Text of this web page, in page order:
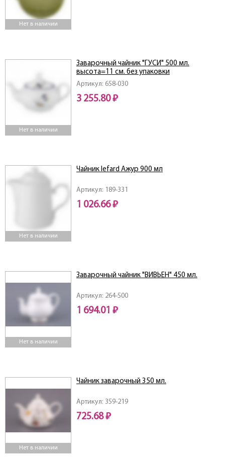
Нет в наличии
Нет в наличии
Артикул: 658-030
Заварочный чайник "ГУСИ" 500 мл.
высота=11 см. без упаковки
3 255.80 ₽
Нет в наличии
Артикул: 189-331
Чайник lefard Ажур 900 мл
1 026.66 ₽
Нет в наличии
Артикул: 264-500
Заварочный чайник "ВИВЬЕН" 450 мл.
1 694.01 ₽
Нет в наличии
Артикул: 359-219
Чайник заварочный 350 мл.
725.68 ₽